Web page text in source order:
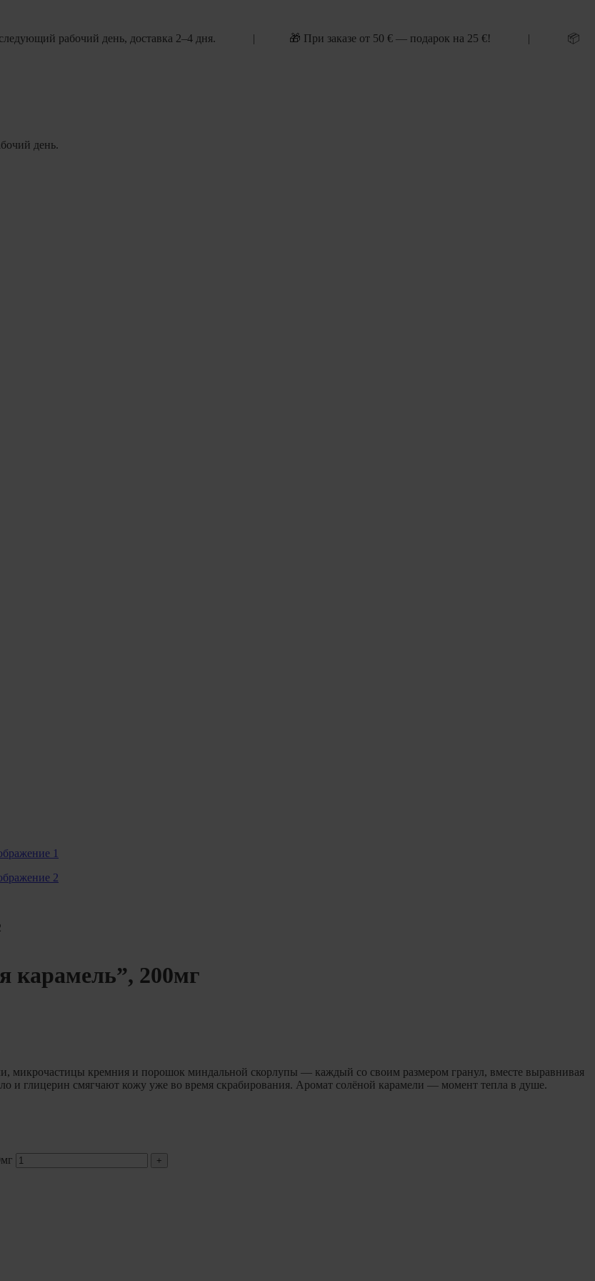
рабочий день, доставка 2–4 дня. | 🎁 При заказе от 50 € — подарок на 25 €! | 📦
день.
карамель”, 200мг
кремния и порошок миндальной скорлупы — каждый со своим размером гранул, вместе выравнивая
и глицерин смягчают кожу уже во время скрабирования. Аромат солёной карамели — момент тепла в душе.